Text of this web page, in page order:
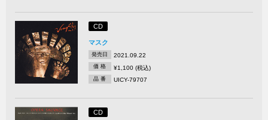
CD
マスク
発売日 2021.09.22
価 格 ¥1,100 (税込)
品 番 UICY-79707
CD